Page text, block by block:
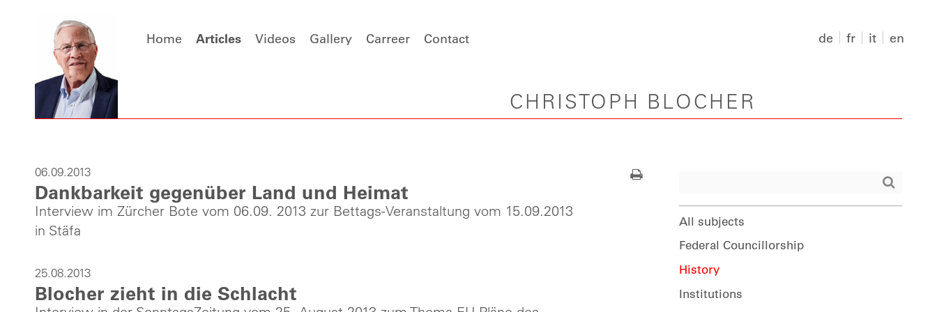
CHRISTOPH BLOCHER
Home Articles Videos Gallery Carreer Contact de fr it en
06.09.2013
Dankbarkeit gegenüber Land und Heimat
Interview im Zürcher Bote vom 06.09. 2013 zur Bettags-Veranstaltung vom 15.09.2013
in Stäfa
25.08.2013
Blocher zieht in die Schlacht
All subjects
Federal Councillorship
History
Institutions